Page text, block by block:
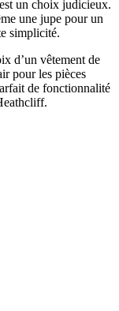
un choix judicieux.
une jupe pour un
simplicité.
d’un vêtement de
pour les pièces
de fonctionnalité